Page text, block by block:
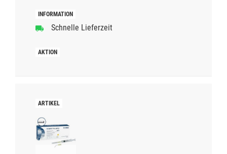
Schnelle Lieferzeit